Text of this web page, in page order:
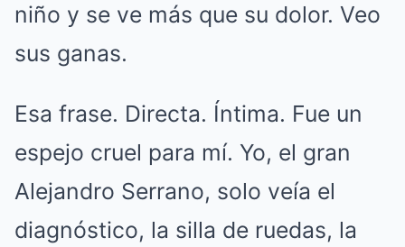
niño y se ve más que su dolor. Veo
sus ganas.
Esa frase. Directa. Íntima. Fue un
espejo cruel para mí. Yo, el gran
Alejandro Serrano, solo veía el
diagnóstico, la silla de ruedas, la